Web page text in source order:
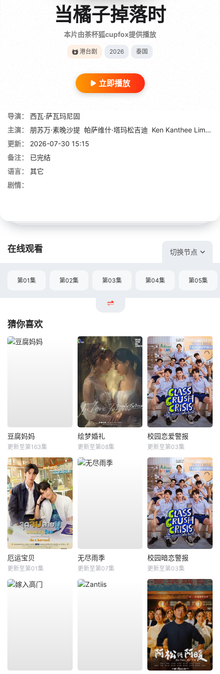
当橘子掉落时
本片由茶杯狐cupfox提供播放
港台剧 2026 泰国
立即播放
导演：
西瓦·萨瓦玛尼固
主演：
朋苏万·素晚沙提 帕萨维什·塔玛松吉迪 Ken Kanthee Limpitkranon
更新：
2026-07-30 15:15
备注：
已完结
语言：
其它
剧情：
在线观看 切换节点
第01集 第02集 第03集 第04集 第05集
猜你喜欢
豆腐妈妈
更新至第163集
绘梦婚礼
更新至第08集
校园恋爱警报
更新至第03集
厄运宝贝
更新至第01集
无尽雨季
更新至第07集
校园暗恋警报
更新至第03集